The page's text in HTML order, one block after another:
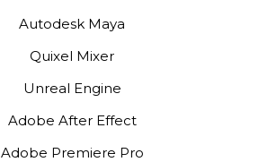
Autodesk Maya
Quixel Mixer
Unreal Engine
Adobe After Effect
Adobe Premiere Pro